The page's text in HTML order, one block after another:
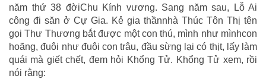
năm thứ 38 đờiChu Kính vương. Sang năm sau, Lỗ Ai
công đi săn ở Cự Gia. Kẻ gia thầnnhà Thúc Tôn Thị tên
gọi Thư Thương bắt được một con thú, mình như mìnhcon
hoãng, đuôi như đuôi con trâu, đầu sừng lại có thịt, lấy làm
quái mà giết chết, đem hỏi Khổng Tử. Khổng Tử xem, rồi
nói rằng: